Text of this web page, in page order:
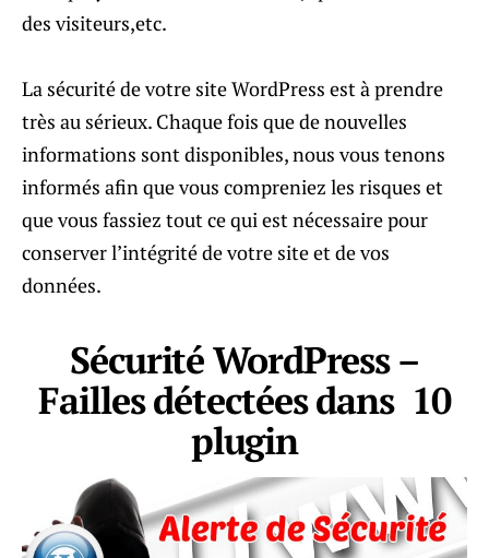
des visiteurs,etc.
La sécurité de votre site WordPress est à prendre
très au sérieux. Chaque fois que de nouvelles
informations sont disponibles, nous vous tenons
informés afin que vous compreniez les risques et
que vous fassiez tout ce qui est nécessaire pour
conserver l’intégrité de votre site et de vos
données.
Sécurité WordPress –
Failles détectées dans 10
plugin